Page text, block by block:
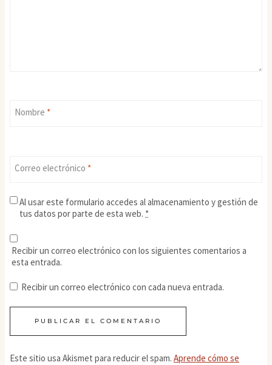
Nombre *
Correo electrónico *
Al usar este formulario accedes al almacenamiento y gestión de
tus datos por parte de esta web. *
Recibir un correo electrónico con los siguientes comentarios a
esta entrada.
Recibir un correo electrónico con cada nueva entrada.
Este sitio usa Akismet para reducir el spam. Aprende cómo se